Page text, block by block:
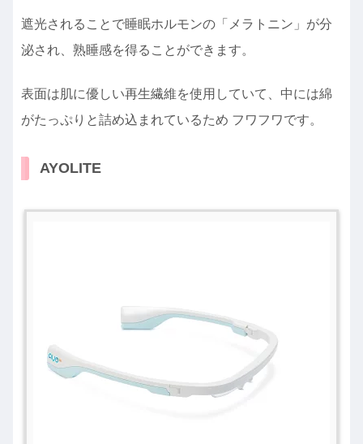
遮光されることで睡眠ホルモンの「メラトニン」が分
泌され、熟睡感を得ることができます。
表面は肌に優しい再生繊維を使用していて、中には綿
がたっぷりと詰め込まれているため フワフワです。
AYOLITE